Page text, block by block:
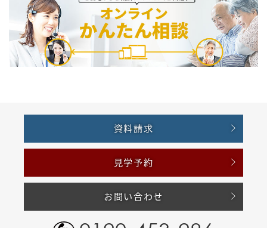
資料請求
見学予約
お問い合わせ